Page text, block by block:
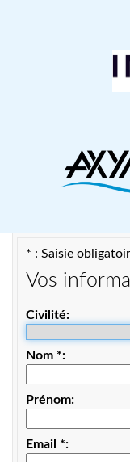
* : Saisie
Vos
Civilité
Nom *
Prénom
Email *